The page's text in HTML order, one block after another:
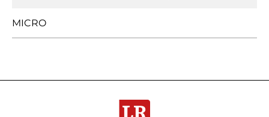
MICRO